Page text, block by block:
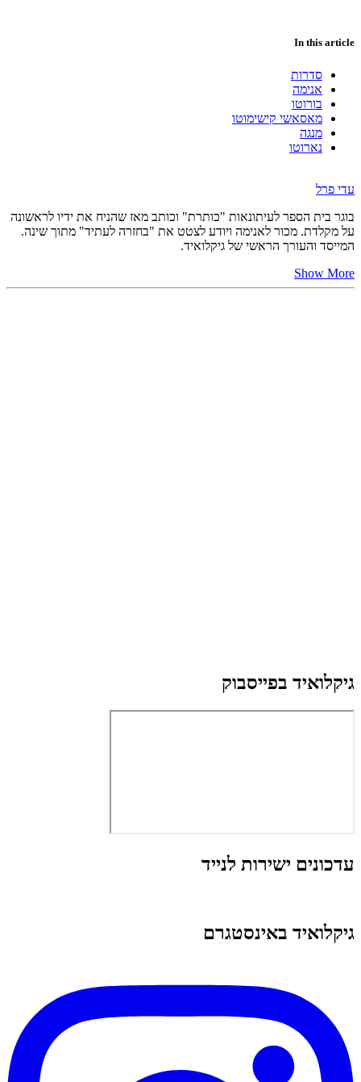
In this article
סדרות
אנימה
בורוטו
מאסאשי קישימוטו
מנגה
נארוטו
עדי פרל
בוגר בית הספר לעיתונאות "כותרת" וכותב מאז שהניח את ידיו לראשונה
על מקלדת. מכור לאנימה ויודע לצטט את "בחזרה לעתיד" מתוך שינה.
המייסד והעורך הראשי של גיקלואיד.
Show More
גיקלואיד בפייסבוק
עדכונים ישירות לנייד
גיקלואיד באינסטגרם